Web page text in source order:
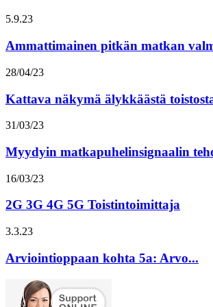
5.9.23
Ammattimainen pitkän matkan
28/04/23
Kattava näkymä älykkäästä
31/03/23
Myydyin matkapuhelinsignaalin
16/03/23
2G 3G 4G 5G Toistintoimittaja
3.3.23
Arviointioppaan kohta 5a: Arvo...